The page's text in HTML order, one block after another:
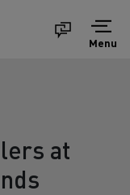
Menu
at